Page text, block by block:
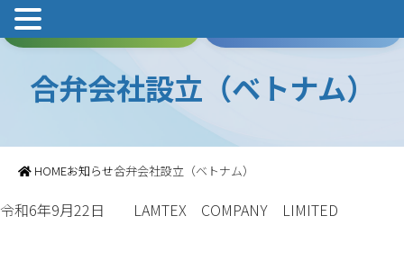
合弁会社設立（ベトナム）
HOMEお知らせ合弁会社設立（ベトナム）
令和6年9月22日 LAMTEX COMPANY LIMITED